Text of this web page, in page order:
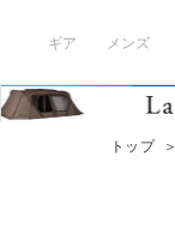
ギア メンズ
トップ ＞